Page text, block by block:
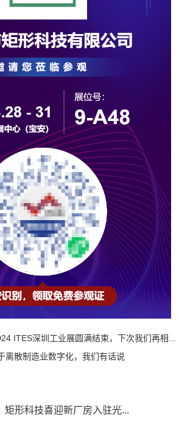
ITES深圳工业展圆满结束，下次我们再相...
离散制造业数字化，我们有话说
矩形科技喜迎新厂房入驻光...